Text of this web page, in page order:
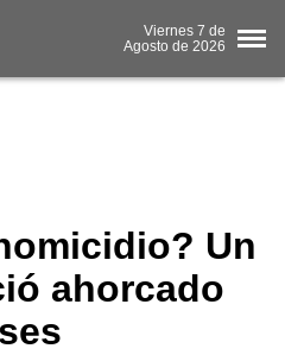
Viernes 7 de
Agosto de 2026
Un
ahorcado